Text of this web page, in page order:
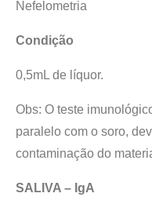
Nefelometria
Condição
0,5mL de líquor.
Obs: O teste
paralelo com o soro,
contaminação do
SALIVA – IgA